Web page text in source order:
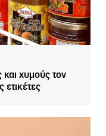
και χυμούς τον
ετικέτες